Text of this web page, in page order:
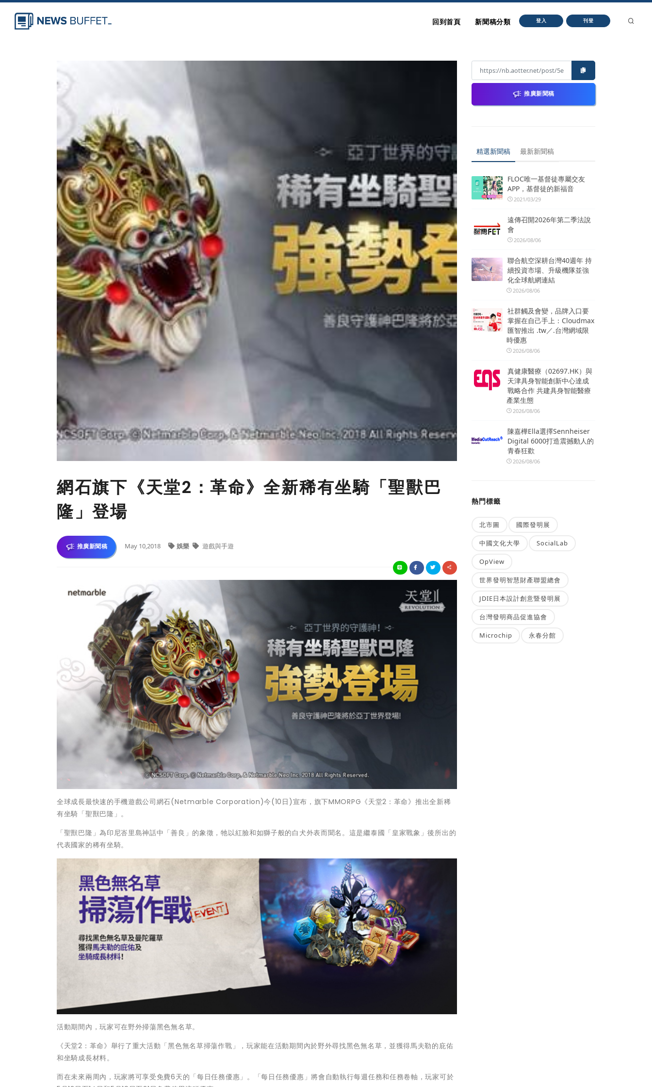
回到首頁 新聞稿分類 登入 刊登
網石旗下《天堂2：革命》全新稀有坐騎「聖獸巴
隆」登場
推廣新聞稿 May 10,2018 娛樂 遊戲與手遊
全球成長最快速的手機遊戲公司網石(Netmarble Corporation)今(10日)宣布，旗下MMORPG《天堂2：革命》推出全新稀
有坐騎「聖獸巴隆」。
「聖獸巴隆」為印尼峇里島神話中「善良」的象徵，牠以紅臉和如獅子般的白犬外表而聞名。這是繼泰國「皇家戰象」後所出的
代表國家的稀有坐騎。
活動期間內，玩家可在野外掃蕩黑色無名草。
《天堂2：革命》舉行了重大活動「黑色無名草掃蕩作戰」，玩家能在活動期間內於野外尋找黑色無名草，並獲得馬夫勒的庇佑
和坐騎成長材料。
而在未來兩周內，玩家將可享受免費6天的「每日任務優惠」。「每日任務優惠」將會自動執行每週任務和任務卷軸，玩家可於
推廣新聞稿
精選新聞稿 最新新聞稿
FLOC唯一基督徒專屬交友
APP，基督徒的新福音
2021/03/29
遠傳召開2026年第二季法說
會
2026/08/06
聯合航空深耕台灣40週年 持
續投資市場、升級機隊並強
化全球航網連結
2026/08/06
社群觸及會變，品牌入口要
掌握在自己手上：Cloudmax
匯智推出 .tw／.台灣網域限
時優惠
2026/08/06
真健康醫療（02697.HK）與
天津具身智能創新中心達成
戰略合作 共建具身智能醫療
產業生態
2026/08/06
陳嘉樺Ella選擇Sennheiser
Digital 6000打造震撼動人的
青春狂歡
2026/08/06
熱門標籤
北市圖 國際發明展
中國文化大學 SocialLab
OpView
世界發明智慧財產聯盟總會
JDIE日本設計創意暨發明展
台灣發明商品促進協會
Microchip 永春分館